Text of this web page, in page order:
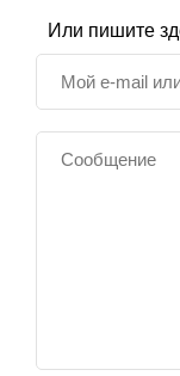
Или пишите